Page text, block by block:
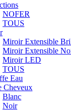
NOFER
TOUS
Miroir Extensible
Miroir Extensible
Miroir LED
TOUS
Eau
Cheveux
Blanc
Noir